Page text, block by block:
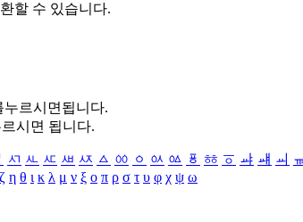
할 수 있습니다.
누르시면됩니다.
시면 됩니다.
ㅺ ㅻ ㅼ ㅽ ㅾ ㅿ ㆀ ㆁ ㆂ ㆃ ㆄ ㆅ ㆆ ㆇ ㆈ ㆉ
ζ η θ ι κ λ μ ν ξ ο π ρ σ τ υ φ χ ψ ω